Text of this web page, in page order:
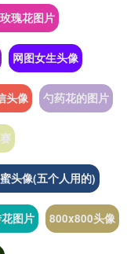
瑰花图片
网图女生头像
头像 勺药花的图片
头像(五个人用的)
图片 800x800头像